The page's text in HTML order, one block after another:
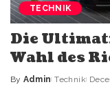
TECHNIK
Die
Wahl des
By Admin Technik